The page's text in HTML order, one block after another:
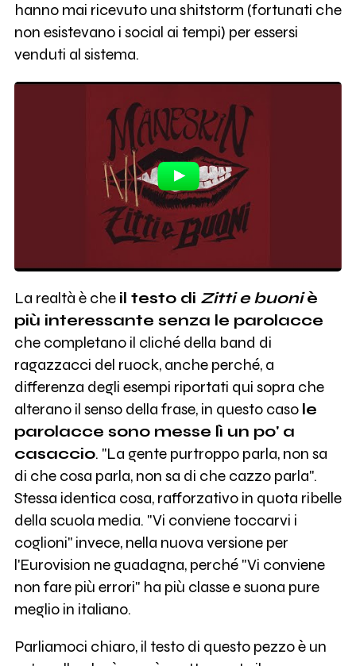
hanno mai ricevuto una shitstorm (fortunati che
non esistevano i social ai tempi) per essersi
venduti al sistema.
La realtà è che il testo di Zitti e buoniè
più interessante senza le parolacce
che completano il cliché della band di
ragazzacci del ruock, anche perché, a
differenza degli esempi riportati qui sopra che
alterano il senso della frase, in questo caso le
parolacce sono messe lì un po' a
casaccio. "La gente purtroppo parla, non sa
di che cosa parla, non sa di che cazzo parla".
Stessa identica cosa, rafforzativo in quota ribelle
della scuola media. "Vi conviene toccarvi i
coglioni" invece, nella nuova versione per
l'Eurovision ne guadagna, perché "Vi conviene
non fare più errori" ha più classe e suona pure
meglio in italiano.
Parliamoci chiaro, il testo di questo pezzo è un